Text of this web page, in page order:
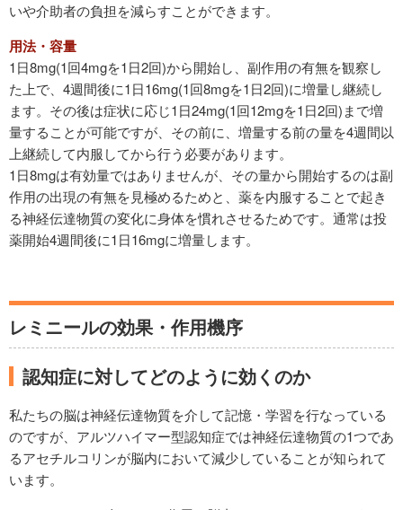
いや介助者の負担を減らすことができます。
用法・容量
1日8mg(1回4mgを1日2回)から開始し、副作用の有無を観察し
た上で、4週間後に1日16mg(1回8mgを1日2回)に増量し継続し
ます。その後は症状に応じ1日24mg(1回12mgを1日2回)まで増
量することが可能ですが、その前に、増量する前の量を4週間以
上継続して内服してから行う必要があります。
1日8mgは有効量ではありませんが、その量から開始するのは副
作用の出現の有無を見極めるためと、薬を内服することで起き
る神経伝達物質の変化に身体を慣れさせるためです。通常は投
薬開始4週間後に1日16mgに増量します。
レミニールの効果・作用機序
認知症に対してどのように効くのか
私たちの脳は神経伝達物質を介して記憶・学習を行なっている
のですが、アルツハイマー型認知症では神経伝達物質の1つであ
るアセチルコリンが脳内において減少していることが知られて
います。